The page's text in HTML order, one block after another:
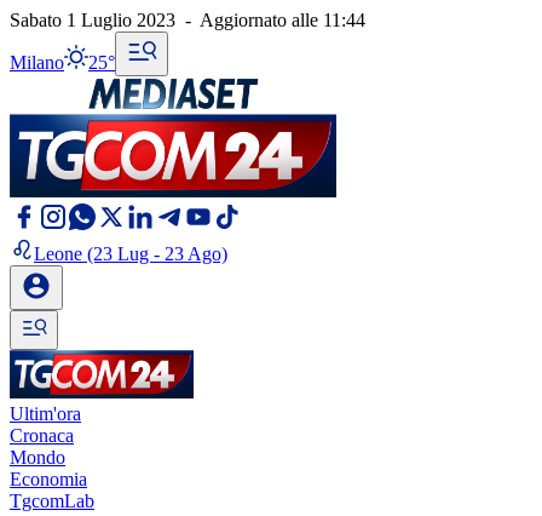
Sabato 1 Luglio 2023 - Aggiornato alle 11:44
Milano 25°
Leone (23 Lug - 23 Ago)
Ultim'ora
Cronaca
Mondo
Economia
TgcomLab